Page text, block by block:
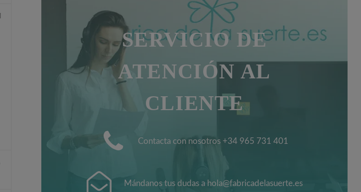
SERVICIO DE
ATENCIÓN AL
CLIENTE
Contacta con nosotros +34 965 731 401
Mándanos tus dudas a hola@fabricadelasuerte.es